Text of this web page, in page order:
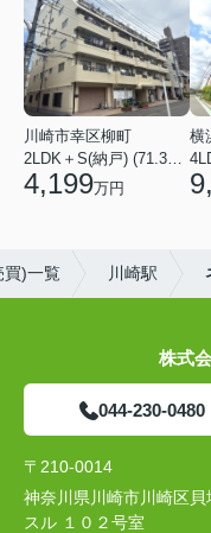
川崎市幸区柳町
4,199万円
横
買)一覧 川崎駅
株式
044-230-0480
〒210-0014
神奈川県川崎市川崎区
スル １０２号室